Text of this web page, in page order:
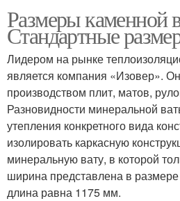
Размеры каменной
Стандартные
Лидером на рынке
является компания «Изовер».
производством плит, матов,
Разновидности минеральной
утепления конкретного вида
изолировать каркасную
минеральную вату, в которой
ширина представлена в
длина равна 1175 мм.